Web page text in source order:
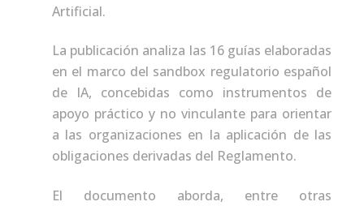
Artificial.
La publicación analiza las 16 guías elaboradas
en el marco del sandbox regulatorio español
de IA, concebidas como instrumentos de
apoyo práctico y no vinculante para orientar
a las organizaciones en la aplicación de las
obligaciones derivadas del Reglamento.
El documento aborda, entre otras